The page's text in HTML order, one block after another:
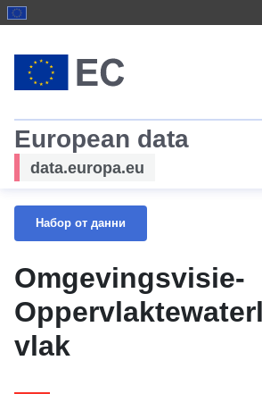
European data
data.europa.eu
Набор от данни
Omgevingsvisie-
vlak